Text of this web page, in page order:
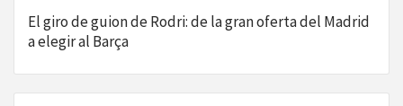
El giro de guion de Rodri: de la gran oferta del Madrid
a elegir al Barça